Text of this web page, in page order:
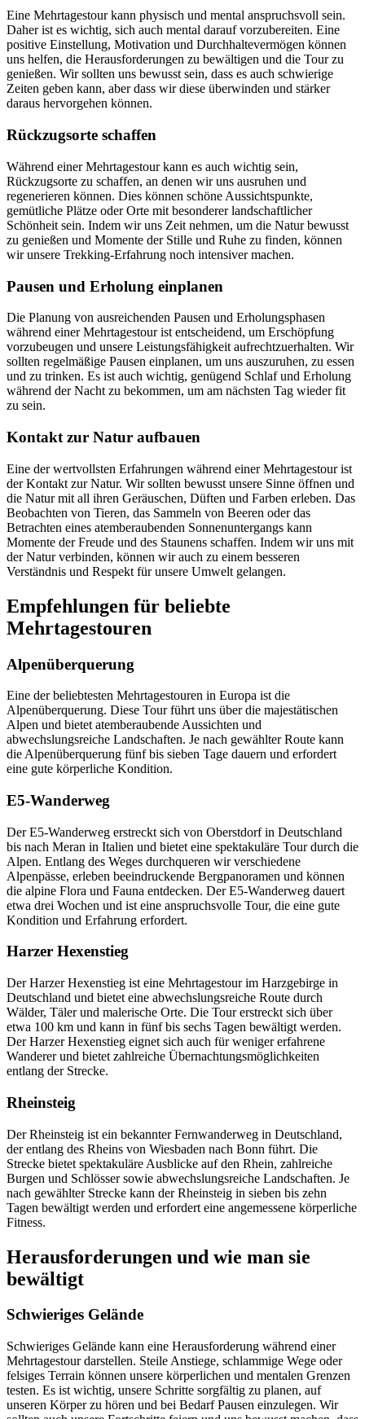
Eine Mehrtagestour kann physisch und mental anspruchsvoll sein.
Daher ist es wichtig, sich auch mental darauf vorzubereiten. Eine
positive Einstellung, Motivation und Durchhaltevermögen können
uns helfen, die Herausforderungen zu bewältigen und die Tour zu
genießen. Wir sollten uns bewusst sein, dass es auch schwierige
Zeiten geben kann, aber dass wir diese überwinden und stärker
daraus hervorgehen können.
Rückzugsorte schaffen
Während einer Mehrtagestour kann es auch wichtig sein,
Rückzugsorte zu schaffen, an denen wir uns ausruhen und
regenerieren können. Dies können schöne Aussichtspunkte,
gemütliche Plätze oder Orte mit besonderer landschaftlicher
Schönheit sein. Indem wir uns Zeit nehmen, um die Natur bewusst
zu genießen und Momente der Stille und Ruhe zu finden, können
wir unsere Trekking-Erfahrung noch intensiver machen.
Pausen und Erholung einplanen
Die Planung von ausreichenden Pausen und Erholungsphasen
während einer Mehrtagestour ist entscheidend, um Erschöpfung
vorzubeugen und unsere Leistungsfähigkeit aufrechtzuerhalten. Wir
sollten regelmäßige Pausen einplanen, um uns auszuruhen, zu essen
und zu trinken. Es ist auch wichtig, genügend Schlaf und Erholung
während der Nacht zu bekommen, um am nächsten Tag wieder fit
zu sein.
Kontakt zur Natur aufbauen
Eine der wertvollsten Erfahrungen während einer Mehrtagestour ist
der Kontakt zur Natur. Wir sollten bewusst unsere Sinne öffnen und
die Natur mit all ihren Geräuschen, Düften und Farben erleben. Das
Beobachten von Tieren, das Sammeln von Beeren oder das
Betrachten eines atemberaubenden Sonnenuntergangs kann
Momente der Freude und des Staunens schaffen. Indem wir uns mit
der Natur verbinden, können wir auch zu einem besseren
Verständnis und Respekt für unsere Umwelt gelangen.
Empfehlungen für beliebte
Mehrtagestouren
Alpenüberquerung
Eine der beliebtesten Mehrtagestouren in Europa ist die
Alpenüberquerung. Diese Tour führt uns über die majestätischen
Alpen und bietet atemberaubende Aussichten und
abwechslungsreiche Landschaften. Je nach gewählter Route kann
die Alpenüberquerung fünf bis sieben Tage dauern und erfordert
eine gute körperliche Kondition.
E5-Wanderweg
Der E5-Wanderweg erstreckt sich von Oberstdorf in Deutschland
bis nach Meran in Italien und bietet eine spektakuläre Tour durch die
Alpen. Entlang des Weges durchqueren wir verschiedene
Alpenpässe, erleben beeindruckende Bergpanoramen und können
die alpine Flora und Fauna entdecken. Der E5-Wanderweg dauert
etwa drei Wochen und ist eine anspruchsvolle Tour, die eine gute
Kondition und Erfahrung erfordert.
Harzer Hexenstieg
Der Harzer Hexenstieg ist eine Mehrtagestour im Harzgebirge in
Deutschland und bietet eine abwechslungsreiche Route durch
Wälder, Täler und malerische Orte. Die Tour erstreckt sich über
etwa 100 km und kann in fünf bis sechs Tagen bewältigt werden.
Der Harzer Hexenstieg eignet sich auch für weniger erfahrene
Wanderer und bietet zahlreiche Übernachtungsmöglichkeiten
entlang der Strecke.
Rheinsteig
Der Rheinsteig ist ein bekannter Fernwanderweg in Deutschland,
der entlang des Rheins von Wiesbaden nach Bonn führt. Die
Strecke bietet spektakuläre Ausblicke auf den Rhein, zahlreiche
Burgen und Schlösser sowie abwechslungsreiche Landschaften. Je
nach gewählter Strecke kann der Rheinsteig in sieben bis zehn
Tagen bewältigt werden und erfordert eine angemessene körperliche
Fitness.
Herausforderungen und wie man sie
bewältigt
Schwieriges Gelände
Schwieriges Gelände kann eine Herausforderung während einer
Mehrtagestour darstellen. Steile Anstiege, schlammige Wege oder
felsiges Terrain können unsere körperlichen und mentalen Grenzen
testen. Es ist wichtig, unsere Schritte sorgfältig zu planen, auf
unseren Körper zu hören und bei Bedarf Pausen einzulegen. Wir